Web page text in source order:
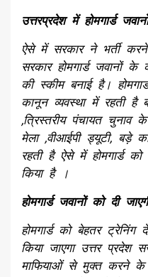
उत्तरप्रदेश में होमगार्ड
ऐसे में सरकार ने भर्ती
सरकार होमगार्ड जवानों
की स्कीम बनाई है।
कानून व्यवस्था में रहती है
,त्रिस्तरीय पंचायत
मेला ,वीआईपी ड्यूटी, बड़े
रहती है ऐसे में होमगार्ड
किया है ।
होमगार्ड जवानों को दी
होमगार्ड को बेहतर
किया जाएगा उत्तर प्रदेश
माफियाओं से मुक्त करने के